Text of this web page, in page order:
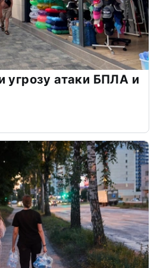
угрозу атаки БПЛА и